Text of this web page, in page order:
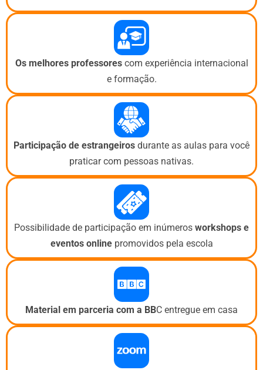
Os melhores professorescom experiência internacional
e formação.
Participação de estrangeiros durante as aulas para você
praticar com pessoas nativas.
Possibilidade de participação em inúmeros workshops e
eventos online promovidos pela escola
Material em parceria com a BBC entregue em casa